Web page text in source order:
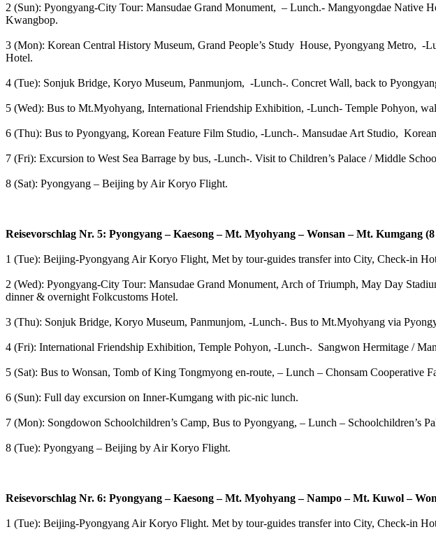
2 (Sun): Pyongyang-City Tour: Mansudae Grand Monument, – Lunch.- Mangyongdae Native
Kwangbop.
3 (Mon): Korean Central History Museum, Grand People’s Study House, Pyongyang Metro,
Hotel.
4 (Tue): Sonjuk Bridge, Koryo Museum, Panmunjom, -Lunch-. Concret Wall, back to
5 (Wed): Bus to Mt.Myohyang, International Friendship Exhibition, -Lunch- Temple Pohyon,
6 (Thu): Bus to Pyongyang, Korean Feature Film Studio, -Lunch-. Mansudae Art Studio,
7 (Fri): Excursion to West Sea Barrage by bus, -Lunch-. Visit to Children’s Palace / Middle
8 (Sat): Pyongyang – Beijing by Air Koryo Flight.
Reisevorschlag Nr. 5: Pyongyang – Kaesong – Mt. Myohyang – Wonsan – Mt. Kumgang
1 (Tue): Beijing-Pyongyang Air Koryo Flight, Met by tour-guides transfer into City, Check-in
2 (Wed): Pyongyang-City Tour: Mansudae Grand Monument, Arch of Triumph, May Day
dinner & overnight Folkcustoms Hotel.
3 (Thu): Sonjuk Bridge, Koryo Museum, Panmunjom, -Lunch-. Bus to Mt.Myohyang via
4 (Fri): International Friendship Exhibition, Temple Pohyon, -Lunch-. Sangwon Hermitage /
5 (Sat): Bus to Wonsan, Tomb of King Tongmyong en-route, – Lunch – Chonsam Cooperative
6 (Sun): Full day excursion on Inner-Kumgang with pic-nic lunch.
7 (Mon): Songdowon Schoolchildren’s Camp, Bus to Pyongyang, – Lunch – Schoolchildren’s
8 (Tue): Pyongyang – Beijing by Air Koryo Flight.
Reisevorschlag Nr. 6: Pyongyang – Kaesong – Mt. Myohyang – Nampo – Mt. Kuwol –
1 (Tue): Beijing-Pyongyang Air Koryo Flight. Met by tour-guides transfer into City, Check-in